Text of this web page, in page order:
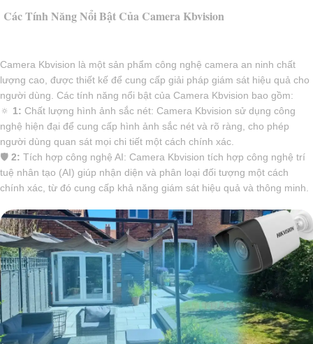
Các Tính Năng Nổi Bật Của Camera Kbvision
Camera Kbvision là một sản phẩm công nghệ camera an ninh chất
lượng cao, được thiết kế để cung cấp giải pháp giám sát hiệu quả cho
người dùng. Các tính năng nổi bật của Camera Kbvision bao gồm:
🔅 1: Chất lượng hình ảnh sắc nét: Camera Kbvision sử dụng công
nghệ hiện đại để cung cấp hình ảnh sắc nét và rõ ràng, cho phép
người dùng quan sát mọi chi tiết một cách chính xác.
🛡 2: Tích hợp công nghệ AI: Camera Kbvision tích hợp công nghệ trí
tuệ nhân tạo (AI) giúp nhận diện và phân loại đối tượng một cách
chính xác, từ đó cung cấp khả năng giám sát hiệu quả và thông minh.